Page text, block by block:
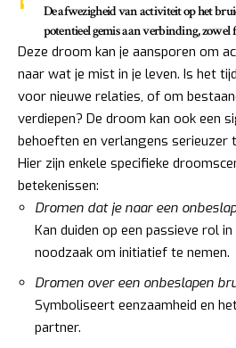
De afwezigheid van activiteit op het
potentieel gemis aan verbinding, zowel
Deze droom kan je aansporen om
naar wat je mist in je leven. Is het
voor nieuwe relaties, of om
verdiepen? De droom kan ook een
behoeften en verlangens serieuzer
Hier zijn enkele specifieke
betekenissen:
Dromen dat je naar een
Kan duiden op een passieve rol
noodzaak om initiatief te nemen.
Dromen over een onbeslapen
Symboliseert eenzaamheid en
partner.